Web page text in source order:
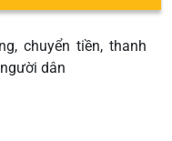
chuyển tiền, thanh
dân